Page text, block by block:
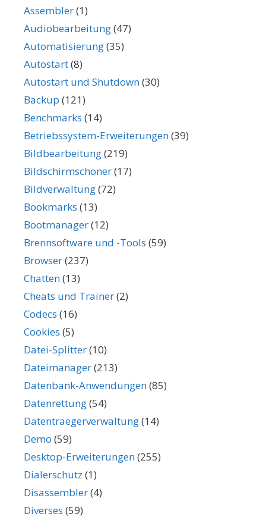
Assembler(1)
Audiobearbeitung(47)
Automatisierung(35)
Autostart(8)
Autostart und Shutdown(30)
Backup (121)
Benchmarks (14)
Betriebssystem-Erweiterungen(39)
Bildbearbeitung(219)
Bildschirmschoner(17)
Bildverwaltung(72)
Bookmarks (13)
Bootmanager(12)
Brennsoftware und -Tools (59)
Browser(237)
Chatten(13)
Cheats und Trainer(2)
Codecs (16)
Cookies (5)
Datei-Splitter(10)
Dateimanager(213)
Datenbank-Anwendungen(85)
Datenrettung(54)
Datentraegerverwaltung(14)
Demo (59)
Desktop-Erweiterungen(255)
Dialerschutz (1)
Disassembler(4)
Diverses (59)